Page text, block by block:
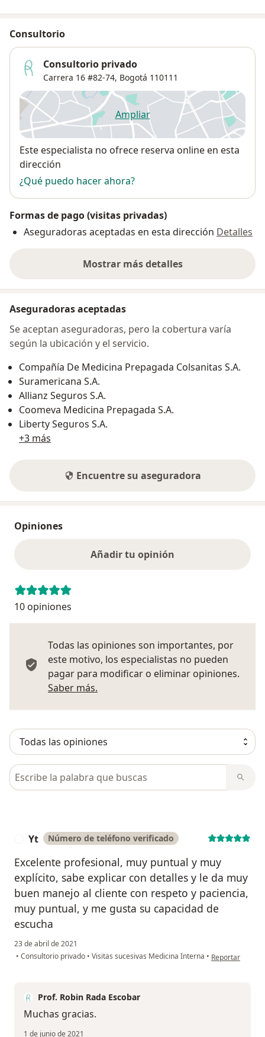
Consultorio
Consultorio privado
Carrera 16 #82-74, Bogotá 110111
Ampliarse abre en una nueva
Disponibilidad
Este especialista no ofrece reserva online en esta
dirección
¿Qué puedo hacer ahora?
Formas de pago (visitas privadas)
Aseguradoras aceptadas en esta dirección Detalles
Mostrar más detalles
sobre la dirección
Aseguradoras aceptadas
Se aceptan aseguradoras, pero la cobertura varía
según la ubicación y el servicio.
Compañía De Medicina Prepagada Colsanitas S.A.
Suramericana S.A.
Allianz Seguros S.A.
Coomeva Medicina Prepagada S.A.
Liberty Seguros S.A.
+3 más
Encuentre su aseguradora
Opiniones
Añadir tu opinión
10 opiniones
Todas las opiniones son importantes, por
este motivo, los especialistas no pueden
pagar para modificar o eliminar opiniones.
Saber más.
Busca en opiniones
Yt Número de teléfono verificado
Excelente profesional, muy puntual y muy
explícito, sabe explicar con detalles y le da muy
buen manejo al cliente con respeto y paciencia,
muy puntual, y me gusta su capacidad de
escucha
23 de abril de 2021
• Consultorio privado • Visitas sucesivas Medicina Interna • en opinión del
Reportar
Prof. Robin Rada Escobar
Muchas gracias.
1 de junio de 2021